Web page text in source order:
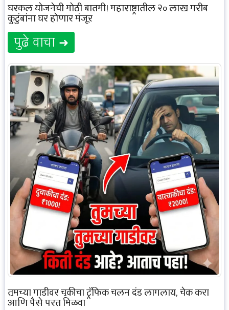
घरकुल योजनेची मोठी बातमी! महाराष्ट्रातील २० लाख गरीब
कुटुंबांना घर होणार मंजूर
पुढे वाचा ➜
तुमच्या गाडीवर चुकीचा ट्रॅफिक चलन दंड लागलाय, चेक करा
आणि पैसे परत मिळवा